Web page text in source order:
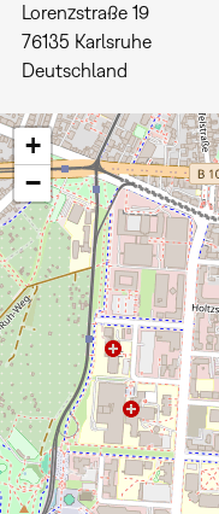
Lorenzstraße 19
76135 Karlsruhe
Deutschland
+
−